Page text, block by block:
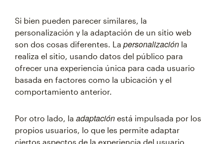
Si bien pueden parecer similares, la
personalización y la adaptación de un sitio web
son dos cosas diferentes. La personalización la
realiza el sitio, usando datos del público para
ofrecer una experiencia única para cada usuario
basada en factores como la ubicación y el
comportamiento anterior.
Por otro lado, la adaptación está impulsada por los
propios usuarios, lo que les permite adaptar
ciertos aspectos de la experiencia del usuario